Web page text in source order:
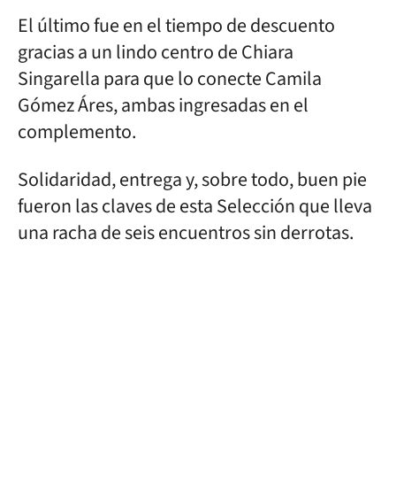
El último fue en el tiempo de descuento
gracias a un lindo centro de Chiara
Singarella para que lo conecte Camila
Gómez Áres, ambas ingresadas en el
complemento.
Solidaridad, entrega y, sobre todo, buen pie
fueron las claves de esta Selección que lleva
una racha de seis encuentros sin derrotas.